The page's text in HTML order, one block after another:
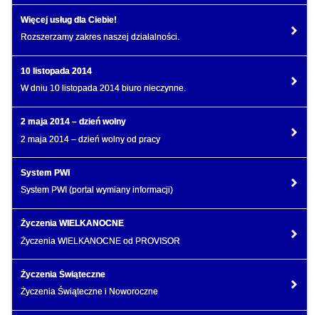
Więcej usług dla Ciebie!
Rozszerzamy zakres naszej działalności.
10 listopada 2014
W dniu 10 listopada 2014 biuro nieczynne.
2 maja 2014 – dzień wolny
2 maja 2014 – dzień wolny od pracy
System PWI
System PWI (portal wymiany informacji)
Życzenia WIELKANOCNE
Życzenia WIELKANOCNE od PROVISOR
Życzenia Świąteczne
Życzenia Świąteczne i Noworoczne